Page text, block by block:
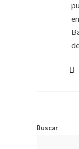
Buscar